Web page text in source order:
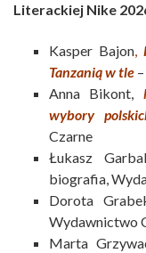
Literackiej Nike
Kasper Bajon,
Tanzanią w tle
Anna Bikont,
wybory
Czarne
Łukasz
biografia,
Dorota
Wydawnictwo
Marta